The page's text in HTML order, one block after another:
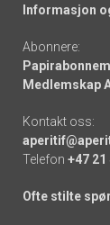
Informasjon
Abonnere:
Medlemskap
Kontakt oss:
Telefon +47 21
Ofte stilte